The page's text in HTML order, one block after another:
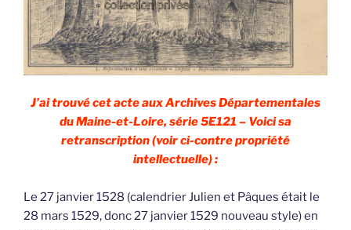
J’ai trouvé cet acte aux Archives Départementales
du Maine-et-Loire, série 5E121 – Voici sa
retranscription (voir ci-contre propriété
intellectuelle) :
Le 27 janvier 1528 (calendrier Julien et Pâques était le
28 mars 1529, donc 27 janvier 1529 nouveau style) en